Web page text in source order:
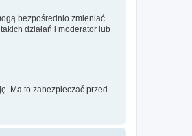
bezpośrednio zmieniać
działań i moderator lub
Ma to zabezpieczać przed